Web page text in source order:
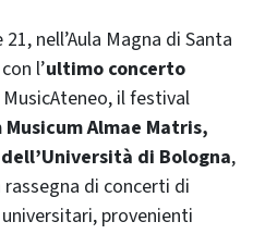
21, nell’Aula Magna di Santa
l’ultimo concerto
il festival
Almae Matris,
di Bologna,
di concerti di
provenienti